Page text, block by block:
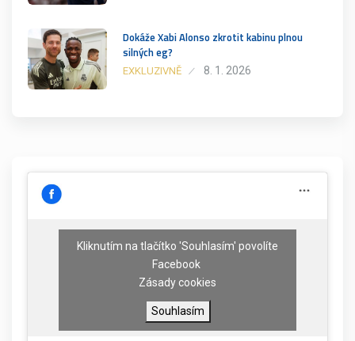
Dokáže Xabi Alonso zkrotit kabinu plnou
silných eg?
EXKLUZIVNĚ 8. 1. 2026
Kliknutím na tlačítko 'Souhlasím' povolíte
Facebook
Zásady cookies
Souhlasím